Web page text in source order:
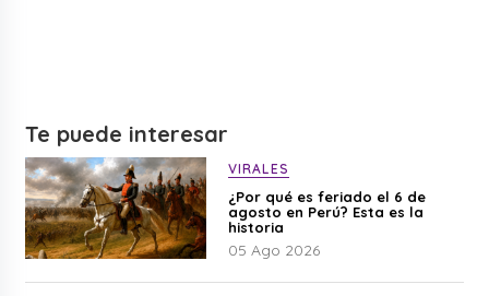
Te puede interesar
VIRALES
¿Por qué es feriado el 6 de
agosto en Perú? Esta es la
historia
05 Ago 2026